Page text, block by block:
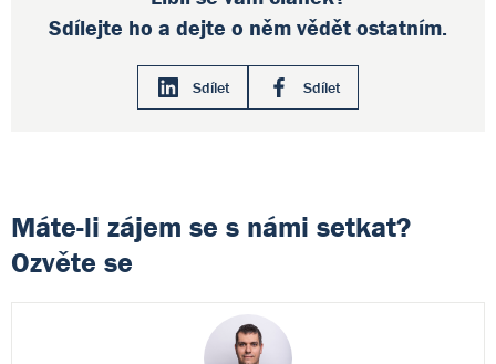
Sdílejte ho a dejte o něm vědět ostatním.
Sdílet Sdílet
Máte-li zájem se s námi setkat?
Ozvěte se